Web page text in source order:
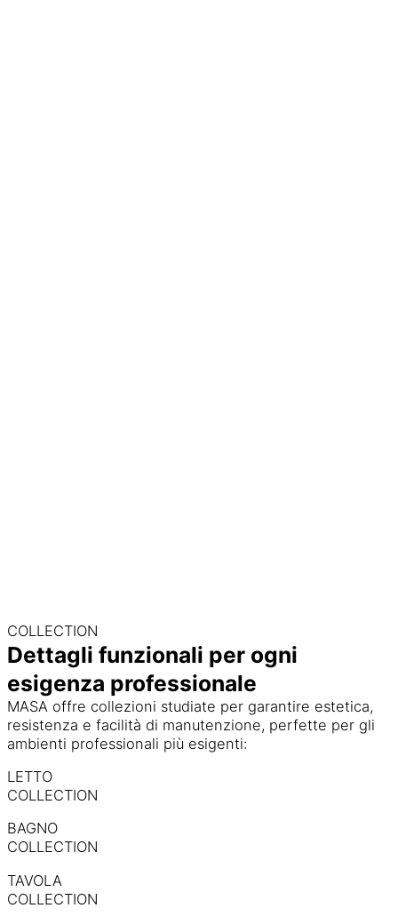
COLLECTION
Dettagli funzionali per ogni
esigenza professionale
MASA offre collezioni studiate per garantire estetica,
resistenza e facilità di manutenzione, perfette per gli
ambienti professionali più esigenti:
LETTO
COLLECTION
BAGNO
COLLECTION
TAVOLA
COLLECTION